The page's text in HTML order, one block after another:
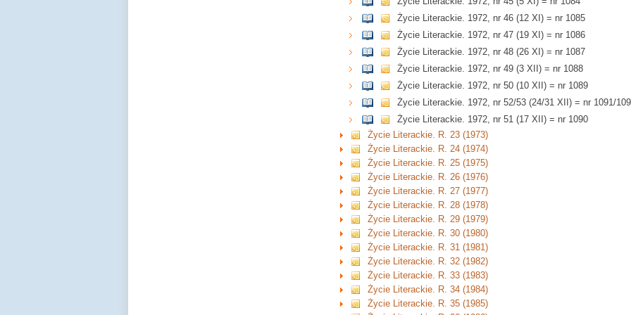
Życie Literackie. 1972, nr 46 (12 XI) = nr 1085
Życie Literackie. 1972, nr 47 (19 XI) = nr 1086
Życie Literackie. 1972, nr 48 (26 XI) = nr 1087
Życie Literackie. 1972, nr 49 (3 XII) = nr 1088
Życie Literackie. 1972, nr 50 (10 XII) = nr 1089
Życie Literackie. 1972, nr 52/53 (24/31 XII) = nr 1091/
Życie Literackie. 1972, nr 51 (17 XII) = nr 1090
Życie Literackie. R. 23 (1973)
Życie Literackie. R. 24 (1974)
Życie Literackie. R. 25 (1975)
Życie Literackie. R. 26 (1976)
Życie Literackie. R. 27 (1977)
Życie Literackie. R. 28 (1978)
Życie Literackie. R. 29 (1979)
Życie Literackie. R. 30 (1980)
Życie Literackie. R. 31 (1981)
Życie Literackie. R. 32 (1982)
Życie Literackie. R. 33 (1983)
Życie Literackie. R. 34 (1984)
Życie Literackie. R. 35 (1985)